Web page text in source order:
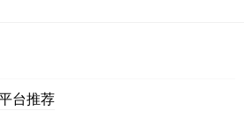
台推荐